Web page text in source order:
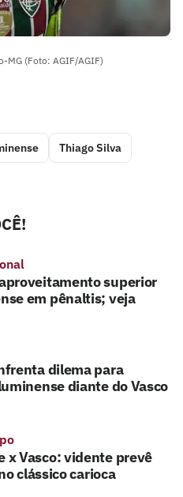
MG (Foto: AGIF/AGIF)
Thiago Silva
superior
em pênaltis; veja
dilema para
diante do Vasco
x Vasco: vidente prevê
clássico carioca